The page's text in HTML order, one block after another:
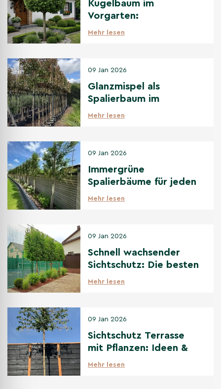
Kugelbaum im
Vorgarten:
Gestaltungsideen & die
Mehr lesen
09 Jan 2026
Glanzmispel als
Spalierbaum im
Vergleich zu anderen
Mehr lesen
09 Jan 2026
Immergrüne
Spalierbäume für jeden
Standort: Sonne bis
Mehr lesen
09 Jan 2026
Schnell wachsender
Sichtschutz: Die besten
Optionen
Mehr lesen
09 Jan 2026
Sichtschutz Terrasse
mit Pflanzen: Ideen &
beste Bäume
Mehr lesen